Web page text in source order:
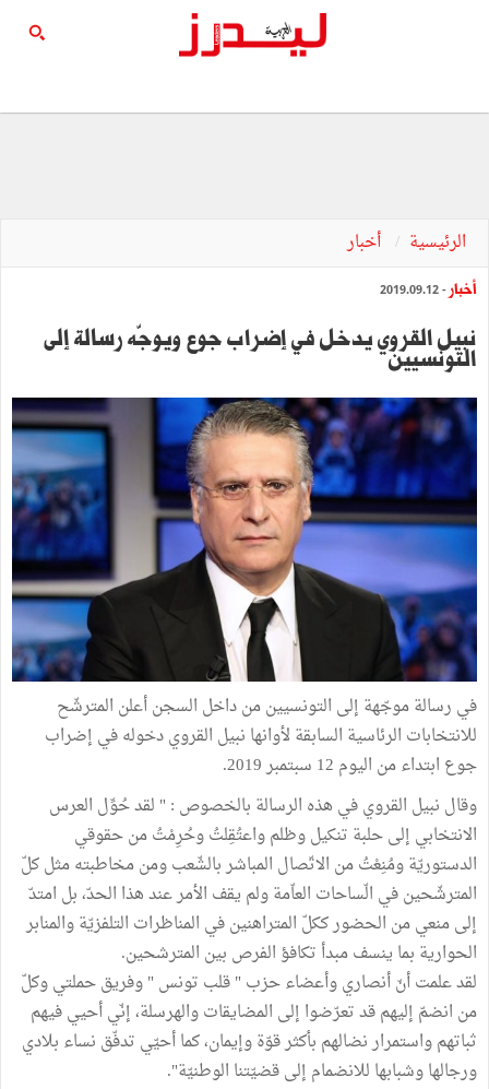
الرئيسية أخبار
أخبار - 2019.09.12
نبيل القروي يدخل في إضراب جوع ويوجّه رسالة إلى
التونسيين
في رسالة موجّهة إلى التونسيين من داخل السجن أعلن المترشّح
للانتخابات الرئاسية السابقة لأوانها نبيل القروي دخوله في إضراب
جوع ابتداء من اليوم 12 سبتمبر 2019.
وقال نبيل القروي في هذه الرسالة بالخصوص : " لقد حُوِّل العرس
الانتخابي إلى حلبة تنكيل وظلم واعتُقِلتُ وحُرِمْتُ من حقوقي
الدستوريّة ومُنِعْتُ من الاتّصال المباشر بالشّعب ومن مخاطبته مثل كلّ
المترشّحين في الّساحات العاّمة ولم يقف الأمر عند هذا الحدّ، بل امتدّ
إلى منعي من الحضور ككلّ المتراهنين في المناظرات التلفزيّة والمنابر
الحوارية بما ينسف مبدأ تكافؤ الفرص بين المترشحين.
لقد علمت أنّ أنصاري وأعضاء حزب " قلب تونس " وفريق حملتي وكلّ
من انضمّ إليهم قد تعرّضوا إلى المضايقات والهرسلة، إنّي أحيي فيهم
ثباتهم واستمرار نضالهم بأكثر قوّة وإيمان، كما أحيّي تدفّق نساء بلادي
ورجالها وشبابها للانضمام إلى قضيّتنا الوطنيّة".